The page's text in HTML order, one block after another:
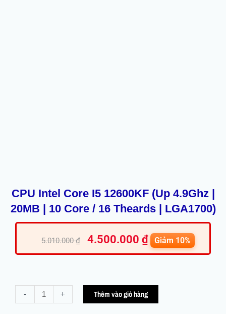
CPU Intel Core I5 12600KF (Up 4.9Ghz |
20MB | 10 Core / 16 Theards | LGA1700)
5.010.000₫
gốc
4.500.000 ₫ Giảm 10% hiện
tại
-
Intel
+ Thêm vào giỏ hàng